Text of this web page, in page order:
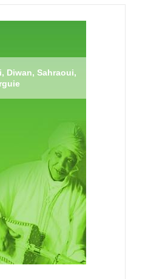
Diwan, Sahraoui,